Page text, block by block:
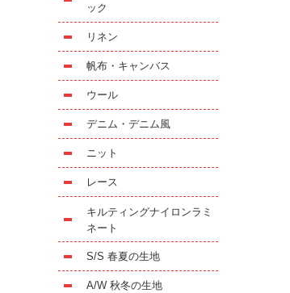
ック
リネン
帆布・キャンバス
ウール
デニム・デニム風
ニット
レース
キルティングナイロンラミ
ネート
S/S 春夏の生地
A/W 秋冬の生地